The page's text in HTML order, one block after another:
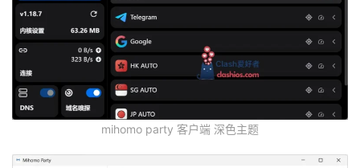
mihomo party 客户端 深色主题